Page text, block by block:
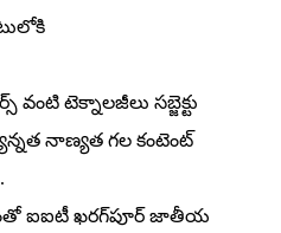
టెక్నాలజీలు సబ్జెక్టు
నాణ్యత గల కంటెంట్‌
ఐఐటీ ఖరగ్‌పూర్‌ జాతీయ